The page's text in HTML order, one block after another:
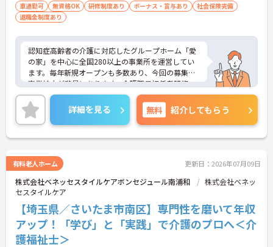
車通勤可 無資格OK 研修制度あり ボーナス・賞与あり
社会保険完備
退職金制度あり
認知症高齢者の介護に対応したグループホーム「愛
の家」を中心に全国280以上の事業所を運営してい
ます。毎年新規オープンも多数あり、今回の募集は
事業拡大が背景にあります。介護職員初任者研修、
介護支援専門員、タクティールケアなどの資格取得
のサポートあり！現場を最大限サポートするため
に、教育・研修・採用を専門とする部署や、コンプ
ライアンスを推進する部署があり、グループ企業を
含めた柔軟かつ強固なバックアップがあります。ご
細をお話しいたしますのでお気軽にご相談くださ
い。
詳細を見る 無料 紹介してもらう
有料老人ホーム 更新日：2026年07月09日
株式会社ベネッセスタイルケアボンセジュール南浦和
株式会社ベネッ
セスタイルケア
【埼玉県／さいたま市南区】専門性を磨いて年収
アップ！「学び」と「実践」で介護のプロへ＜介
護福祉士＞